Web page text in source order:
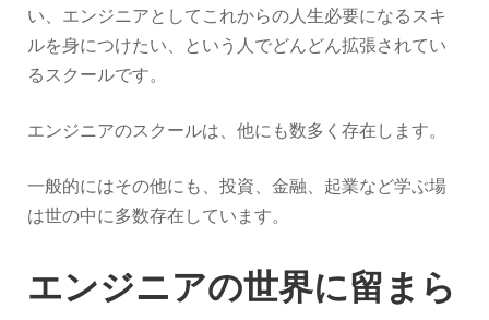
い、エンジニアとしてこれからの人生必要になるスキ
ルを身につけたい、という人でどんどん拡張されてい
るスクールです。
エンジニアのスクールは、他にも数多く存在します。
一般的にはその他にも、投資、金融、起業など学ぶ場
は世の中に多数存在しています。
エンジニアの世界に留まら